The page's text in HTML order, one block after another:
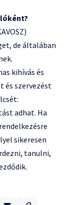
de általában
kihívás és
és szervezést
adhat. Ha
sikeresen
tanulni,